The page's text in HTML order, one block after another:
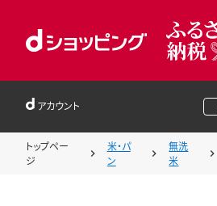
アカウント
トップペー
ジ
米・パ
ン
無洗
米